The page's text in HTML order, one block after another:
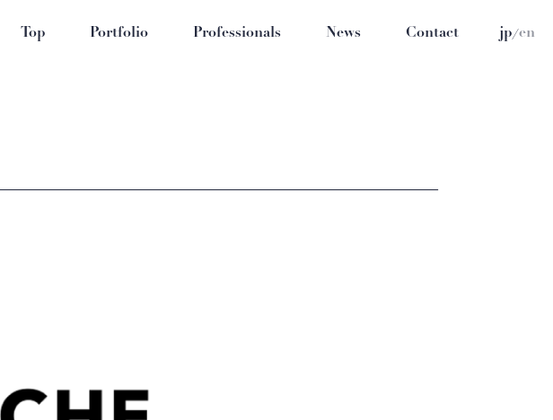
Top Portfolio Professionals News Contact jp/en